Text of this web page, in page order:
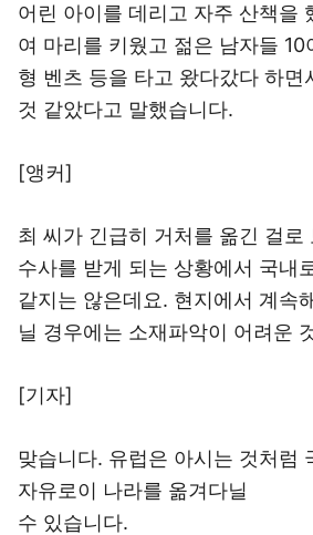
어린 아이를 데리고 자주 산책을
여 마리를 키웠고 젊은 남자들 10
형 벤츠 등을 타고 왔다갔다 하면
것 같았다고 말했습니다.
[앵커]
최 씨가 긴급히 거처를 옮긴 걸로
수사를 받게 되는 상황에서 국내
같지는 않은데요. 현지에서 계속
닐 경우에는 소재파악이 어려운
[기자]
맞습니다. 유럽은 아시는 것처럼
자유로이 나라를 옮겨다닐
수 있습니다.